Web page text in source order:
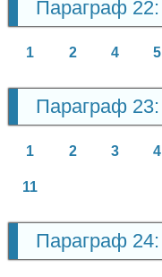
Параграф 22:
1 2 4 5
Параграф 23:
1 2 3 4
11
Параграф 24: